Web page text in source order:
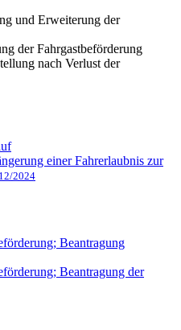
und Erweiterung der
der Fahrgastbeförderung
nach Verlust der
einer Fahrerlaubnis zur
2024
Beantragung
Beantragung der